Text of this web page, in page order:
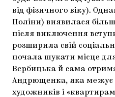
від фізичного віку).
Поліни) виявилася
після виключення
розширила свій
почала шукати місце
Вербицька й сама
Андрющенка, яка межує
художників і